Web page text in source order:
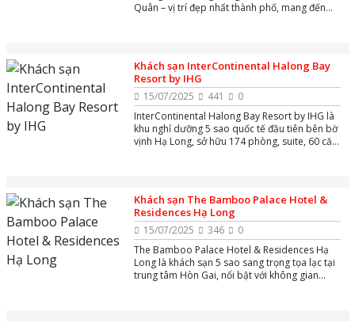
Quân – vị trí đẹp nhất thành phố, mang đến
Khách sạn InterContinental Halong Bay
Resort by IHG
15/07/2025 441
0
InterContinental Halong Bay Resort by IHG là
khu nghỉ dưỡng 5 sao quốc tế đầu tiên bên bờ
vịnh Hạ Long, sở hữu 174 phòng, suite, 60 căn
Khách sạn The Bamboo Palace Hotel &
Residences Hạ Long
15/07/2025 346
0
The Bamboo Palace Hotel & Residences Hạ
Long là khách sạn 5 sao sang trọng tọa lạc tại
trung tâm Hòn Gai, nổi bật với không gian